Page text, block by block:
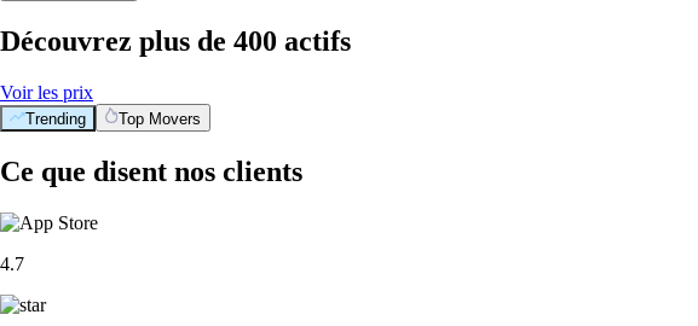
Découvrez plus de 400 actifs
Voir les prix
Trending Top Movers
Ce que disent nos clients
4.7